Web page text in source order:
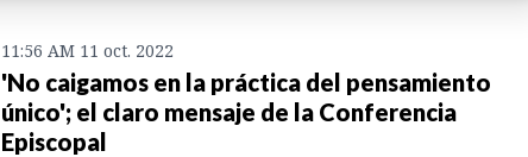
11:56 AM 11 oct. 2022
'No caigamos en la práctica del pensamiento
único'; el claro mensaje de la Conferencia
Episcopal